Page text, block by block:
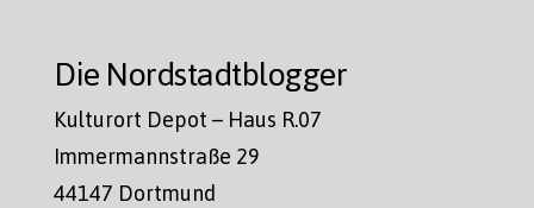
Die Nordstadtblogger
Kulturort Depot – Haus R.07
Immermannstraße 29
44147 Dortmund